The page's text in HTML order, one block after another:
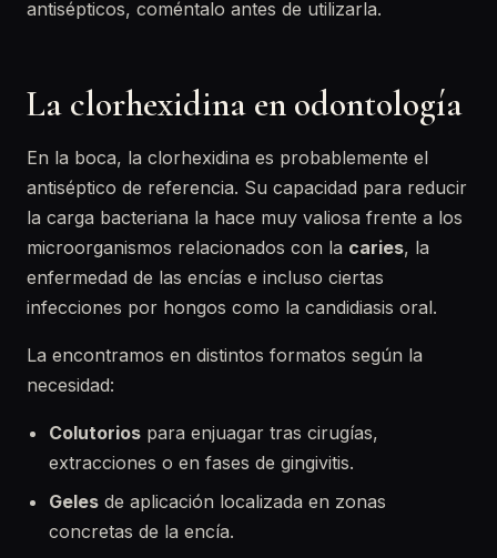
antisépticos, coméntalo antes de utilizarla.
La clorhexidina en odontología
En la boca, la clorhexidina es probablemente el
antiséptico de referencia. Su capacidad para reducir
la carga bacteriana la hace muy valiosa frente a los
microorganismos relacionados con la caries, la
enfermedad de las encías e incluso ciertas
infecciones por hongos como la candidiasis oral.
La encontramos en distintos formatos según la
necesidad:
Colutorios para enjuagar tras cirugías,
extracciones o en fases de gingivitis.
Geles de aplicación localizada en zonas
concretas de la encía.